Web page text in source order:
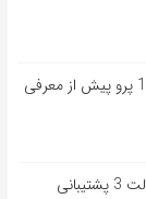
افشای مشخصات کامل شیائومی 13 و 13 پرو پیش از معرفی
آیفون 15 پرو احتمالاً از USB-C با تاندربولت 3 پشتیبانی